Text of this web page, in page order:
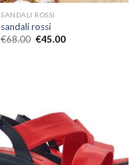
SANDALI ROSSI
sandali rossi
€68.00 €45.00